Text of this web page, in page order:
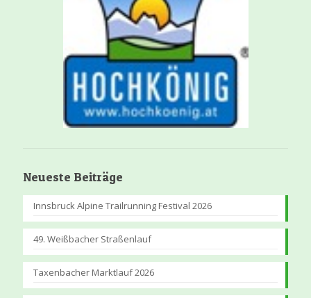
Neueste Beiträge
Innsbruck Alpine Trailrunning Festival 2026
49. Weißbacher Straßenlauf
Taxenbacher Marktlauf 2026